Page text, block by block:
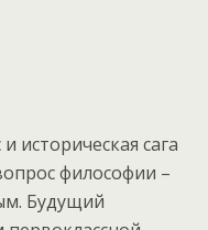
и историческая сага
философии –
Будущий